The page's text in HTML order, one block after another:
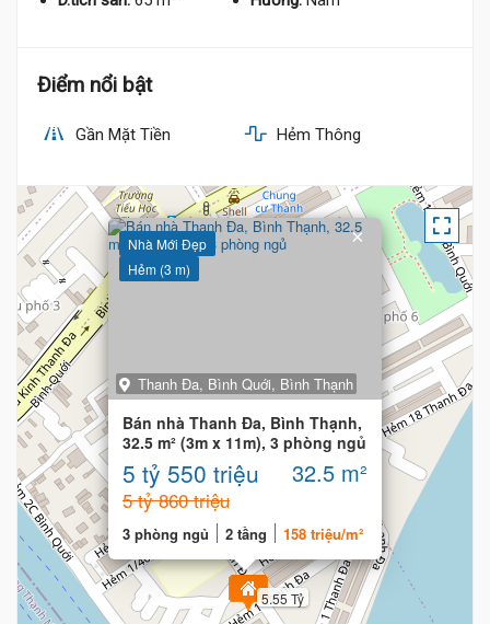
Điểm nổi bật
Gần Mặt Tiền Hẻm Thông
5.55 Tỷ
Nhà Mới Đẹp
Hẻm (3 m)
Thanh Đa, Bình Quới, Bình Thạnh
Bán nhà Thanh Đa, Bình Thạnh,
32.5 m² (3m x 11m), 3 phòng ngủ
5 tỷ 550 triệu 32.5 m²
5 tỷ 860 triệu
3 phòng ngủ 2 tầng 158 triệu/m²
×